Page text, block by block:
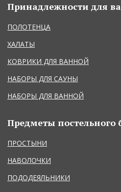
Принадлежности для
ПОЛОТЕНЦА
ХАЛАТЫ
КОВРИКИ ДЛЯ ВАННОЙ
НАБОРЫ ДЛЯ САУНЫ
НАБОРЫ ДЛЯ ВАННОЙ
Предметы постельного
ПРОСТЫНИ
НАВОЛОЧКИ
ПОДОДЕЯЛЬНИКИ